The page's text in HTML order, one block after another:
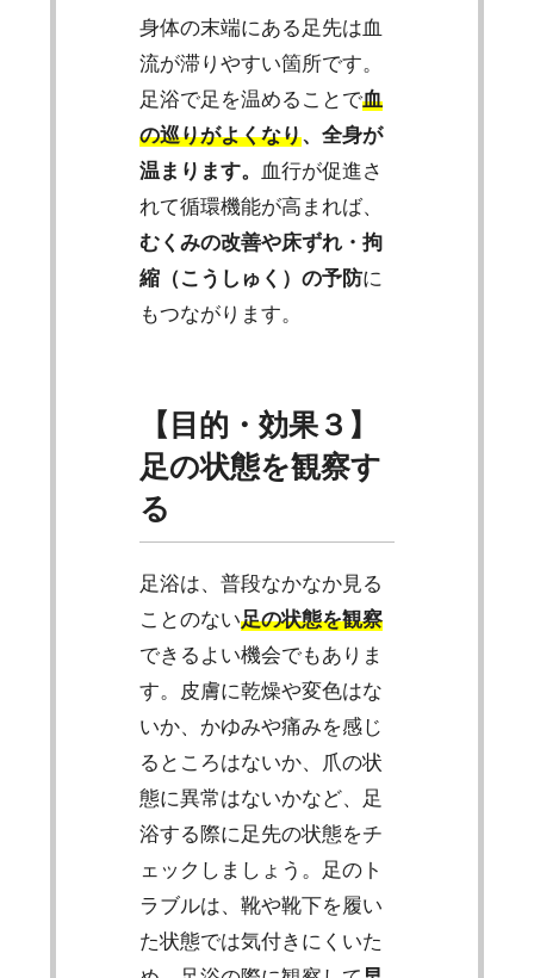
身体の末端にある足先は血
流が滞りやすい箇所です。
足浴で足を温めることで血
の巡りがよくなり、全身が
温まります。 血行が促進さ
れて循環機能が高まれば、
むくみの改善や床ずれ・拘
縮（こうしゅく）の予防に
もつながります。
【目的・効果３】
足の状態を観察す
る
足浴は、普段なかなか見る
ことのない足の状態を観察
できるよい機会でもありま
す。皮膚に乾燥や変色はな
いか、かゆみや痛みを感じ
るところはないか、爪の状
態に異常はないかなど、足
浴する際に足先の状態をチ
ェックしましょう。足のト
ラブルは、靴や靴下を履い
た状態では気付きにくいた